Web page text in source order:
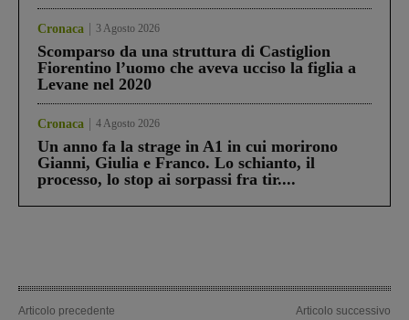
Cronaca 3 Agosto 2026
Scomparso da una struttura di Castiglion
Fiorentino l’uomo che aveva ucciso la figlia a
Levane nel 2020
Cronaca 4 Agosto 2026
Un anno fa la strage in A1 in cui morirono
Gianni, Giulia e Franco. Lo schianto, il
processo, lo stop ai sorpassi fra tir....
Articolo precedente
Articolo successivo